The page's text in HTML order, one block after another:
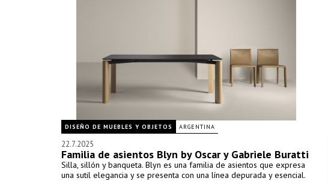
DISEÑO DE MUEBLES Y OBJETOS ARGENTINA
22.7.2025
Familia de asientos Blyn by Oscar y Gabriele Buratti
Silla, sillón y banqueta. Blyn es una familia de asientos que expresa
una sutil elegancia y se presenta con una línea depurada y esencial.